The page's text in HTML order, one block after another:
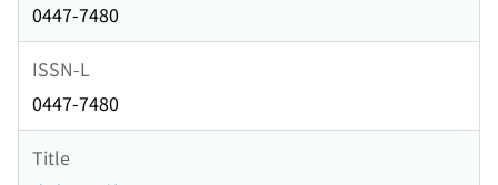
0447-7480
ISSN-L
0447-7480
Title